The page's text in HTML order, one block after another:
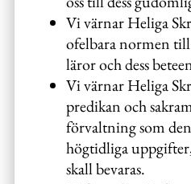
Vi värnar Heliga
ofelbara normen
läror och dess
Vi värnar Heliga
predikan och
förvaltning som
högtidliga
skall bevaras.